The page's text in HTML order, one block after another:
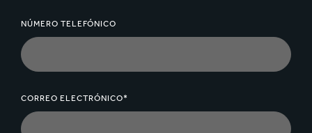
NÚMERO TELEFÓNICO
CORREO ELECTRÓNICO*